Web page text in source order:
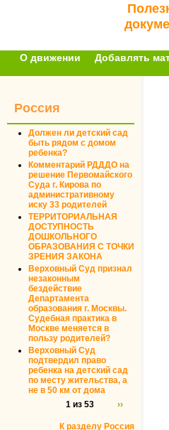
О движении Добавлять
Россия
Должен ли детский сад
быть рядом с домом
ребенка?
Комментарий РДДДО на
решение Первомайского
Суда г. Кирова по
административному
иску 33 родителей
ТЕРРИТОРИАЛЬНАЯ
ДОСТУПНОСТЬ
ДОШКОЛЬНОГО
ОБРАЗОВАНИЯ С ТОЧКИ
ЗРЕНИЯ ЗАКОНА
Верховный Суд признал
незаконным
бездействие
Департамента
образования г. Москвы.
Судебная практика в
Москве меняется в
пользу родителей?
Верховный Суд
подтвердил право
ребенка на детский сад
по месту жительства, а
не в 50 км от дома
1 из 53
››
К разделу Россия